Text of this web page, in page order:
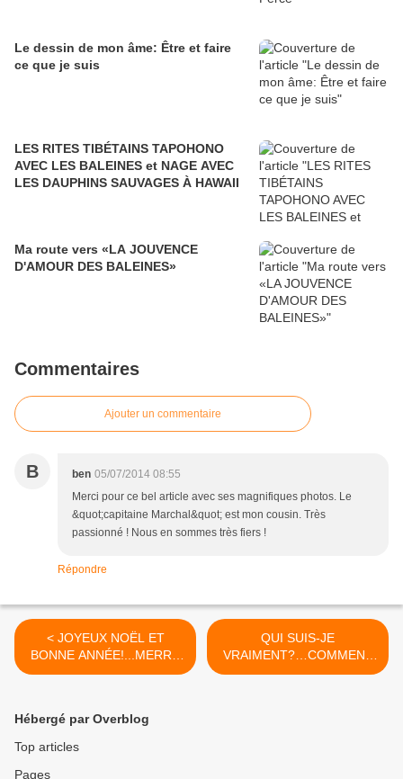
Le dessin de mon âme: Être et faire
ce que je suis
LES RITES TIBÉTAINS TAPOHONO
AVEC LES BALEINES et NAGE AVEC
LES DAUPHINS SAUVAGES À HAWAII
Ma route vers «LA JOUVENCE
D'AMOUR DES BALEINES»
Commentaires
Ajouter un commentaire
B ben 05/07/2014 08:55
Merci pour ce bel article avec ses magnifiques photos. Le
&quot;capitaine Marchal&quot; est mon cousin. Très
passionné ! Nous en sommes très fiers !
Répondre
< JOYEUX NOËL ET
BONNE ANNÉE!...MERRY
CHRISTMAS AND HAPPY
HAU'OLI MAKAHIKI HO!
QUI SUIS-JE
VRAIMENT?…COMMENT
S'Y RETROUVER?…partie
Hébergé par Overblog
Top articles
Pages